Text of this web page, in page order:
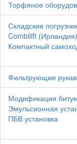
Торфяное
Складские
Combilift (Ирландия)
Компактный
Фильтрующие
Модификация
Эмульсионная
ПБВ установка